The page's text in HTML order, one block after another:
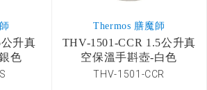
升真
色
Thermos 膳魔師
THV-1501-CCR 1.5公升真
空保溫手斟壺-白色
THV-1501-CCR